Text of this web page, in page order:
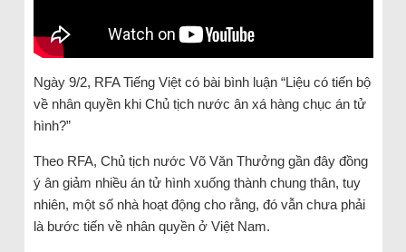
Ngày 9/2, RFA Tiếng Việt có bài bình luận “Liệu có tiến bộ
về nhân quyền khi Chủ tịch nước ân xá hàng chục án tử
hình?”
Theo RFA, Chủ tịch nước Võ Văn Thưởng gần đây đồng
ý ân giảm nhiều án tử hình xuống thành chung thân, tuy
nhiên, một số nhà hoạt động cho rằng, đó vẫn chưa phải
là bước tiến về nhân quyền ở Việt Nam.